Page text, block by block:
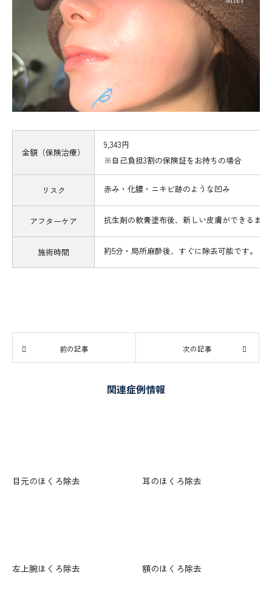
金額（保険治療）
9,343円
※自己負担3割の保険証をお持ちの場合
リスク 赤み・化膿・ニキビ跡のような凹み
アフターケア 抗生剤の軟膏塗布後、新しい皮膚ができるま
施術時間 約5分・局所麻酔後、すぐに除去可能です。
前の記事 次の記事
関連症例情報
目元のほくろ除去 耳のほくろ除去
左上腕ほくろ除去 額のほくろ除去